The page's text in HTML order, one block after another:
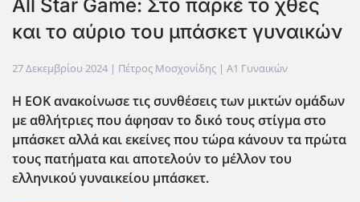
All Star Game: Στο παρκέ το χθες
και το αύριο του μπάσκετ γυναικών
27 Δεκεμβρίου 2024 | Πέτρος Μοσχονίδης | Α1 Γυναικών
Η ΕΟΚ ανακοίνωσε τις συνθέσεις των μικτών ομάδων
με αθλήτριες που άφησαν το δικό τους στίγμα στο
μπάσκετ αλλά και εκείνες που τώρα κάνουν τα πρώτα
τους πατήματα και αποτελούν το μέλλον του
ελληνικού γυναικείου μπάσκετ.